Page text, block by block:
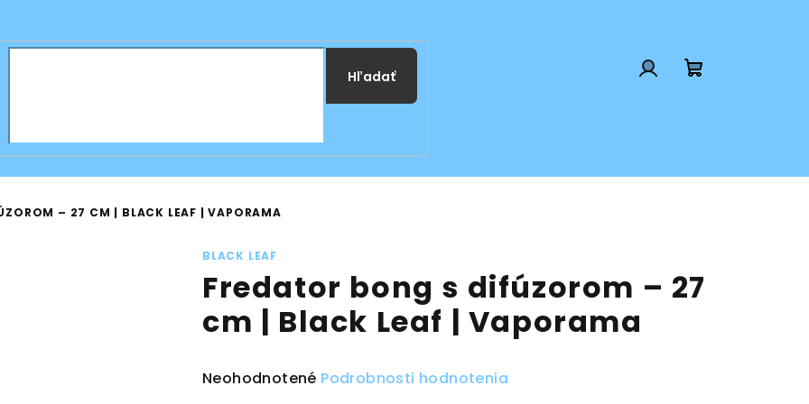
Hľadať
– 27 CM | BLACK LEAF | VAPORAMA
BLACK LEAF
Fredator bong s difúzorom – 27
cm | Black Leaf | Vaporama
Priemerné
Neohodnotené Podrobnosti hodnotenia